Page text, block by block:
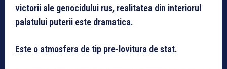
victorii ale genocidului rus, realitatea din interiorul
palatului puterii este dramatica.
Este o atmosfera de tip pre-lovitura de stat.